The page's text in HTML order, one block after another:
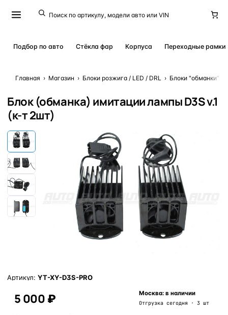
Подбор по авто Стёкла фар Корпуса Переходные рамки
Главная › Магазин › Блоки розжига / LED / DRL › Блоки "обманки" /
Блок (обманка) имитации лампы D3S v.1
(к-т 2шт)
Артикул: YT-XY-D3S-PRO
5 000 ₽ Москва: в наличии
Отгрузка сегодня · 3 шт